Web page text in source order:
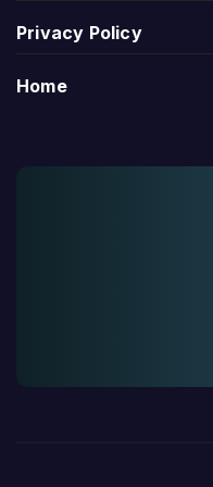
Privacy Policy
Home